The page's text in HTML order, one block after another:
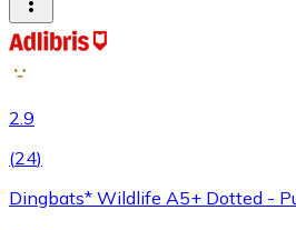
2.9
(24)
Dingbats* Wildlife A5+ Dotted -